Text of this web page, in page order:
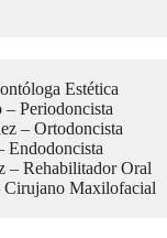
Estética
– Periodoncista
– Ortodoncista
Endodoncista
– Rehabilitador Oral
Cirujano Maxilofacial